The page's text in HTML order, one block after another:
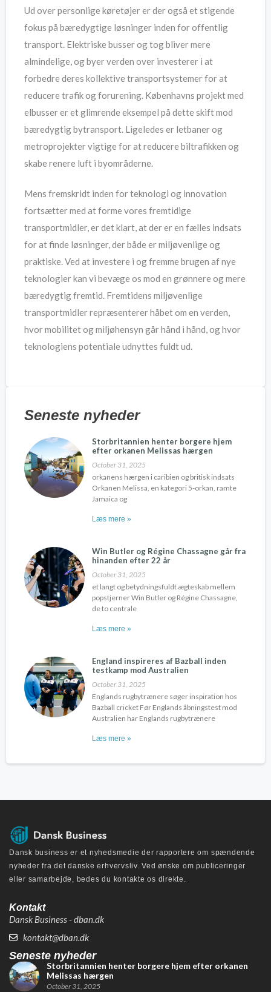
Ud over personlige køretøjer er der også et stigende
fokus på bæredygtige løsninger inden for offentlig
transport. Elektriske busser og tog bliver mere
almindelige, og byer verden over investerer i at
forbedre deres kollektive transportsystemer for at
reducere trafik og forurening. Københavns projekt med
elbusser er et glimrende eksempel på dette skift mod
bæredygtig bytransport. Ligeledes er letbaner og
metroprojekter vigtige for at reducere biltrafikken og
skabe renere luft i byområderne.
Mens fremskridt inden for teknologi og innovation
fortsætter med at forme vores fremtidige
transportmidler, er det klart, at der er en fælles indsats
for at finde løsninger, der både er miljøvenlige og
praktiske. Ved at investere i og fremme brugen af nye
teknologier kan vi bevæge os mod en grønnere og mere
bæredygtig fremtid. Fremtidens miljøvenlige
transportmidler repræsenterer håbet om en verden,
hvor mobilitet og miljøhensyn går hånd i hånd, og hvor
teknologiens potentiale udnyttes fuldt ud.
Seneste nyheder
Storbritannien henter borgere hjem
efter orkanen Melissas hærgen
October 31, 2025
orkanens hærgen i caribien og britisk indsats
Orkanen Melissa, en kategori 5-orkan, ramte
Jamaica og
Læs mere »
Win Butler og Régine Chassagne går fra
hinanden efter 22 år
October 31, 2025
et langt og betydningsfuldt ægteskab mellem
popstjerner Win Butler og Régine Chassagne,
de to centrale
Læs mere »
England inspireres af Bazball inden
testkamp mod Australien
October 31, 2025
Englands rugbytrænere søger inspiration hos
Bazball cricket Før Englands åbningstest mod
Australien har Englands rugbytrænere
Læs mere »
Dansk business er et nyhedsmedie der rapportere om spændende
nyheder fra det danske erhvervsliv. Ved ønske om publiceringer
eller samarbejde, bedes du kontakte os direkte.
Kontakt
Dansk Business - dban.dk
kontakt@dban.dk
Seneste nyheder
Storbritannien henter borgere hjem efter orkanen
Melissas hærgen
October 31, 2025